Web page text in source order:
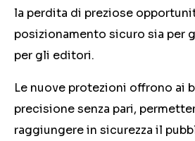
la perdita di preziose
posizionamento sicuro sia per
per gli editori.
Le nuove protezioni offrono ai
precisione senza pari,
raggiungere in sicurezza il